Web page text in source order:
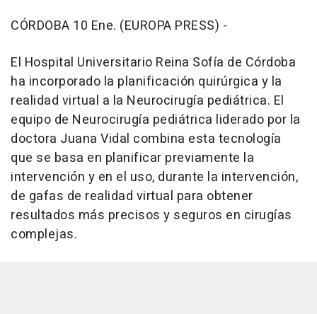
CÓRDOBA 10 Ene. (EUROPA PRESS) -
El Hospital Universitario Reina Sofía de Córdoba
ha incorporado la planificación quirúrgica y la
realidad virtual a la Neurocirugía pediátrica. El
equipo de Neurocirugía pediátrica liderado por la
doctora Juana Vidal combina esta tecnología
que se basa en planificar previamente la
intervención y en el uso, durante la intervención,
de gafas de realidad virtual para obtener
resultados más precisos y seguros en cirugías
complejas.